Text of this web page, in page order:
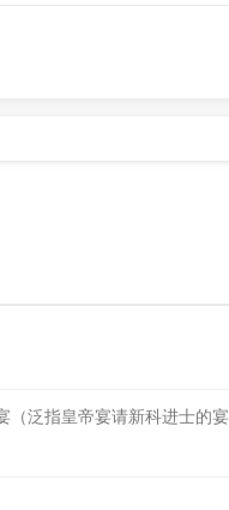
（泛指皇帝宴请新科进士的宴